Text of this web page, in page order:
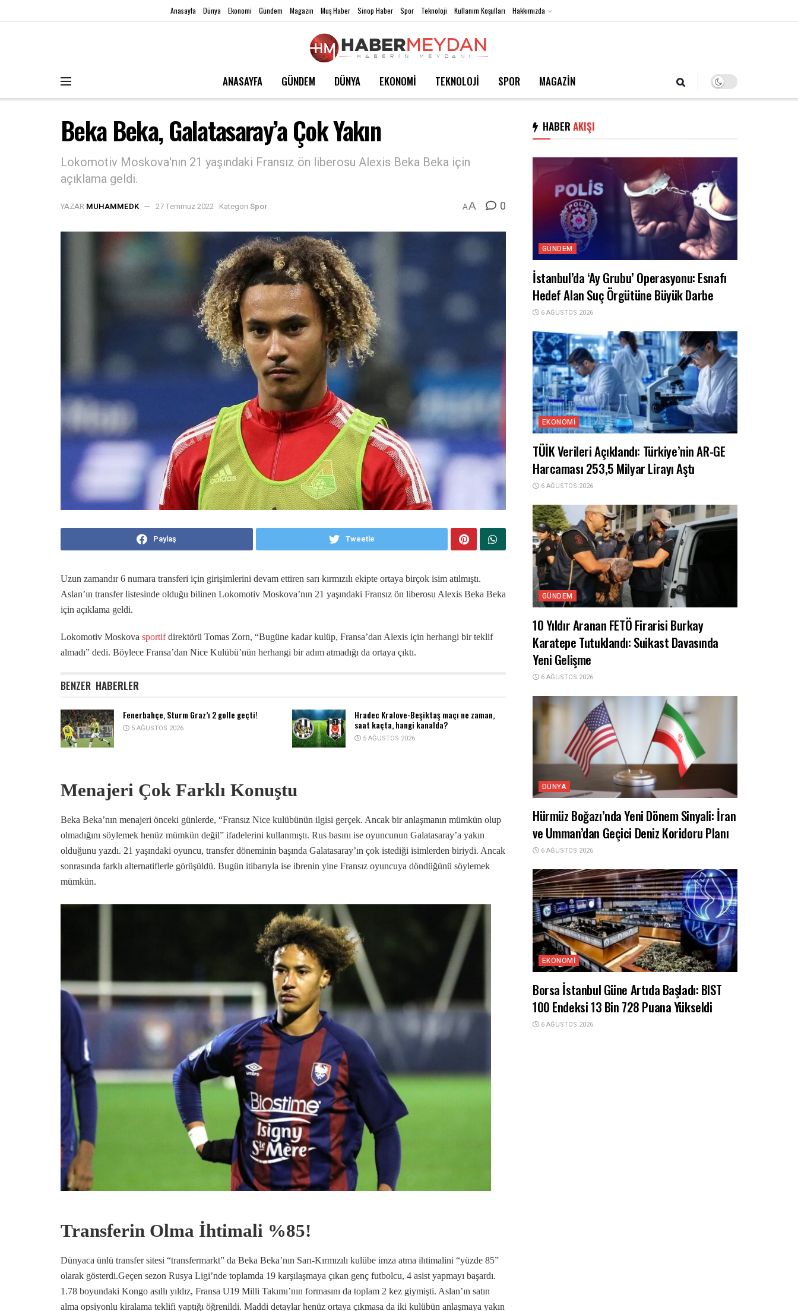
Anasayfa Dünya Ekonomi Gündem Magazin Muş Haber Sinop Haber Spor Teknoloji Kullanım Koşulları Hakkımızda
ANASAYFA GÜNDEM DÜNYA EKONOMİ TEKNOLOJİ SPOR MAGAZİN
Beka Beka, Galatasaray’a Çok Yakın
Lokomotiv Moskova'nın 21 yaşındaki Fransız ön liberosu Alexis Beka Beka için
açıklama geldi.
YAZAR MUHAMMEDK 27 Temmuz 2022 Kategori Spor AA 0
Paylaş Tweetle
Uzun zamandır 6 numara transferi için girişimlerini devam ettiren sarı kırmızılı ekipte ortaya birçok isim atılmıştı.
Aslan’ın transfer listesinde olduğu bilinen Lokomotiv Moskova’nın 21 yaşındaki Fransız ön liberosu Alexis Beka Beka
için açıklama geldi.
Lokomotiv Moskova sportifdirektörü Tomas Zorn, “Bugüne kadar kulüp, Fransa’dan Alexis için herhangi bir teklif
almadı” dedi. Böylece Fransa’dan Nice Kulübü’nün herhangi bir adım atmadığı da ortaya çıktı.
BENZER HABERLER
Fenerbahçe, Sturm Graz’ı 2 golle geçti!
5 AĞUSTOS 2026
Hradec Kralove-Beşiktaş maçı ne zaman,
saat kaçta, hangi kanalda?
5 AĞUSTOS 2026
Menajeri Çok Farklı Konuştu
Beka Beka’nın menajeri önceki günlerde, “Fransız Nice kulübünün ilgisi gerçek. Ancak bir anlaşmanın mümkün olup
olmadığını söylemek henüz mümkün değil” ifadelerini kullanmıştı. Rus basını ise oyuncunun Galatasaray’a yakın
olduğunu yazdı. 21 yaşındaki oyuncu, transfer döneminin başında Galatasaray’ın çok istediği isimlerden biriydi. Ancak
sonrasında farklı alternatiflerle görüşüldü. Bugün itibarıyla ise ibrenin yine Fransız oyuncuya döndüğünü söylemek
mümkün.
Transferin Olma İhtimali %85!
Dünyaca ünlü transfer sitesi “transfermarkt” da Beka Beka’nın Sarı-Kırmızılı kulübe imza atma ihtimalini “yüzde 85”
olarak gösterdi.Geçen sezon Rusya Ligi’nde toplamda 19 karşılaşmaya çıkan genç futbolcu, 4 asist yapmayı başardı.
1.78 boyundaki Kongo asıllı yıldız, Fransa U19 Milli Takımı’nın formasını da toplam 2 kez giymişti. Aslan’ın satın
alma opsiyonlu kiralama teklifi yaptığı öğrenildi. Maddi detaylar henüz ortaya çıkmasa da iki kulübün anlaşmaya yakın
HABER AKIŞI
GÜNDEM
İstanbul’da ‘Ay Grubu’ Operasyonu: Esnafı
Hedef Alan Suç Örgütüne Büyük Darbe
6 AĞUSTOS 2026
EKONOMI
TÜİK Verileri Açıklandı: Türkiye’nin AR-GE
Harcaması 253,5 Milyar Lirayı Aştı
6 AĞUSTOS 2026
GÜNDEM
10 Yıldır Aranan FETÖ Firarisi Burkay
Karatepe Tutuklandı: Suikast Davasında
Yeni Gelişme
6 AĞUSTOS 2026
DÜNYA
Hürmüz Boğazı’nda Yeni Dönem Sinyali: İran
ve Umman’dan Geçici Deniz Koridoru Planı
6 AĞUSTOS 2026
EKONOMI
Borsa İstanbul Güne Artıda Başladı: BIST
100 Endeksi 13 Bin 728 Puana Yükseldi
6 AĞUSTOS 2026